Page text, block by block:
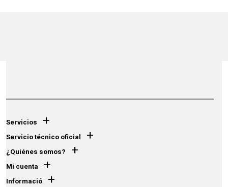
Servicios +
Servicio técnico oficial +
¿Quiénes somos? +
Mi cuenta +
Informació +